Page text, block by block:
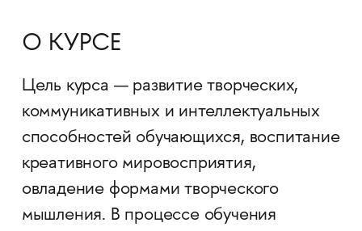
О КУРСЕ
Цель курса — развитие творческих,
коммуникативных и интеллектуальных
способностей обучающихся, воспитание
креативного мировосприятия,
овладение формами творческого
мышления. В процессе обучения